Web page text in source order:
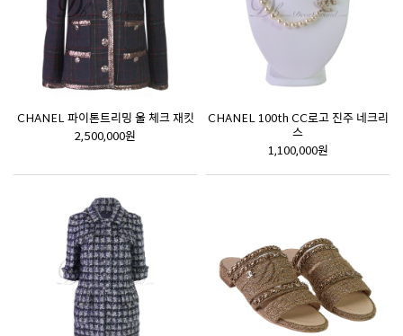
CHANEL 파이톤트리밍 울 체크 재킷
2,500,000원
CHANEL 100th CC로고 진주 네크리
스
1,100,000원